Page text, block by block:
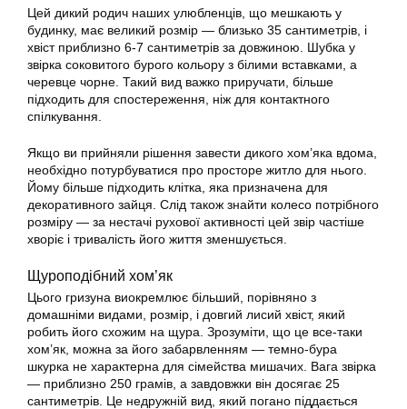
Цей дикий родич наших улюбленців, що мешкають у
будинку, має великий розмір — близько 35 сантиметрів, і
хвіст приблизно 6-7 сантиметрів за довжиною. Шубка у
звірка соковитого бурого кольору з білими вставками, а
черевце чорне. Такий вид важко приручати, більше
підходить для спостереження, ніж для контактного
спілкування.
Якщо ви прийняли рішення завести дикого хом’яка вдома,
необхідно потурбуватися про просторе житло для нього.
Йому більше підходить клітка, яка призначена для
декоративного зайця. Слід також знайти колесо потрібного
розміру — за нестачі рухової активності цей звір частіше
хворіє і тривалість його життя зменшується.
Щуроподібний хом’як
Цього гризуна виокремлює більший, порівняно з
домашніми видами, розмір, і довгий лисий хвіст, який
робить його схожим на щура. Зрозуміти, що це все-таки
хом’як, можна за його забарвленням — темно-бура
шкурка не характерна для сімейства мишачих. Вага звірка
— приблизно 250 грамів, а завдовжки він досягає 25
сантиметрів. Це недружній вид, який погано піддається